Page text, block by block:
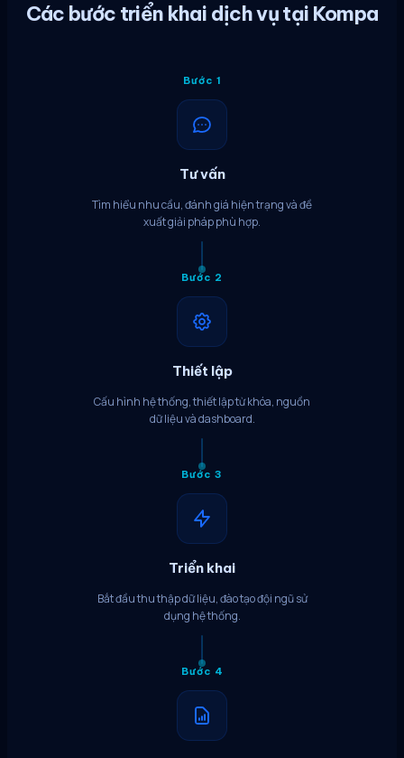
Các bước triển khai dịch vụ tại Kompa
Bước 1
Tư vấn
Tìm hiểu nhu cầu, đánh giá hiện trạng và đề
xuất giải pháp phù hợp.
Bước 2
Thiết lập
Cấu hình hệ thống, thiết lập từ khóa, nguồn
dữ liệu và dashboard.
Bước 3
Triển khai
Bắt đầu thu thập dữ liệu, đào tạo đội ngũ sử
dụng hệ thống.
Bước 4